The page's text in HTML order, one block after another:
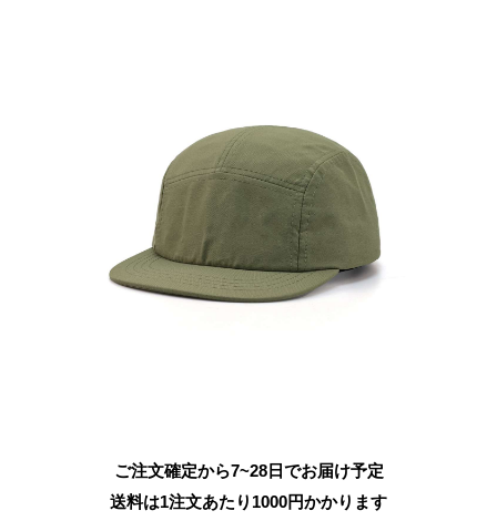
ご注文確定から7~28日でお届け予定
送料は1注文あたり 1000円かかります